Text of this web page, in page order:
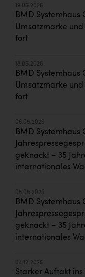
19.05.2026
BMD Systemhaus
Umsatzmarke
fort
18.05.2026
BMD Systemhaus
Umsatzmarke
fort
06.05.2026
BMD Systemhaus
geknackt – 35
internationales
05.05.2026
BMD Systemhaus
geknackt – 35
internationales
04.12.2025
Starker Auftakt